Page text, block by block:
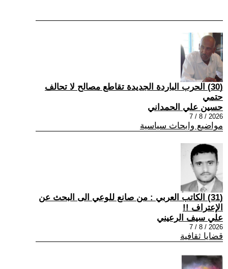
(30) الحرب الباردة الجديدة تقاطع مصالح لا تحالف
حتمي
حسين علي الحمداني
2026 / 8 / 7
مواضيع وابحاث سياسية
(31) الكاتب العربي : من صانع للوعي الى البحث عن
الإعتراف !!
علي سيف الرعيني
2026 / 8 / 7
قضايا ثقافية